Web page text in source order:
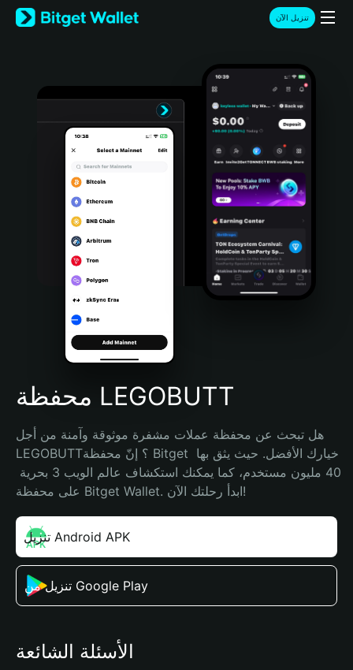
English
日本語
Türkçe
Português (Portugal)
Bahasa Indonesia
Português (Brasil)
Español (Argentina)
تنزيل الآن
محفظة LEGOBUTT
هل تبحث عن محفظة عملات مشفرة موثوقة وآمنة من أجل
LEGOBUTT؟ إنّ محفظة Bitget خيارك الأفضل. حيث يثق بها
على محفظة Bitget Wallet. ابدأ رحلتك الآن!
تنزيل Android APK
تنزيل من Google Play
الأسئلة الشائعة